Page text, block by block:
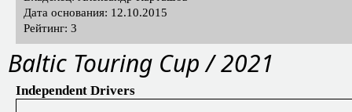
Дата основания: 12.10.2015
Рейтинг: 3
Baltic Touring Cup / 2021
Independent Drivers